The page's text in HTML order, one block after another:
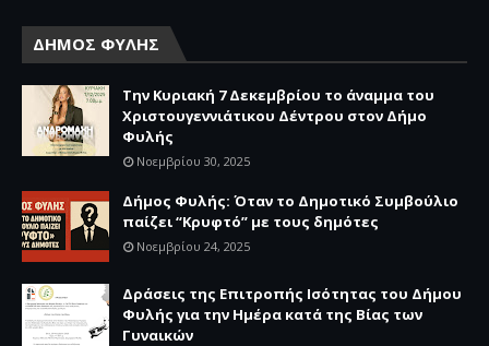
ΔΗΜΟΣ ΦΥΛΗΣ
Την Κυριακή 7 Δεκεμβρίου το άναμμα του
Χριστουγεννιάτικου Δέντρου στον Δήμο
Φυλής
Νοεμβρίου 30, 2025
Δήμος Φυλής: Όταν το Δημοτικό Συμβούλιο
παίζει “Κρυφτό” με τους δημότες
Νοεμβρίου 24, 2025
Δράσεις της Επιτροπής Ισότητας του Δήμου
Φυλής για την Ημέρα κατά της Βίας των
Γυναικών